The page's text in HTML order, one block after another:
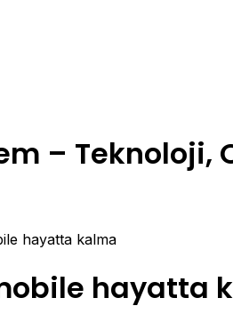
– Teknoloji,
hayatta kalma
hayatta